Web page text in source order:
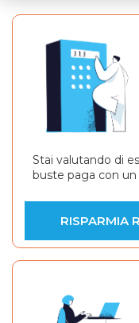
Stai valutando di
buste paga con
RISPARMIA